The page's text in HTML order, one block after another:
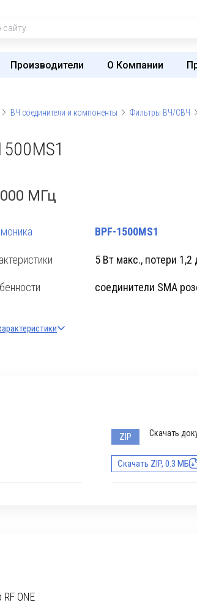
Производители О Компании
ВЧ соединители и компоненты Фильтры ВЧ/СВЧ
МГц
BPF-1500MS1
5 Вт макс., потери 1,2
соединители SMA
ZIP Скачать
Скачать ZIP, 0.3 МБ
ONE